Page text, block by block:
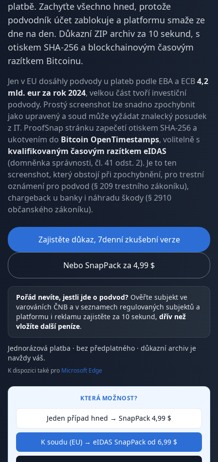
platbě. Zachyťte všechno hned, protože
podvodník účet zablokuje a platformu smaže ze
dne na den. Důkazní ZIP archiv za 10 sekund, s
otiskem SHA-256 a blockchainovým časovým
razítkem Bitcoinu.
Jen v EU dosáhly podvody u plateb podle EBA a ECB4,2
mld. eur za rok 2024, velkou část tvoří investiční
podvody. Prostý screenshot lze snadno zpochybnit
jako upravený a soud může vyžádat znalecký posudek
z IT. ProofSnap stránku zapečetí otiskem SHA-256 a
ukotvením do Bitcoin OpenTimestamps, volitelně s
kvalifikovaným časovým razítkem eIDAS
(domněnka správnosti, čl. 41 odst. 2). Je to ten
screenshot, který obstojí při zpochybnění, pro trestní
oznámení pro podvod (§ 209 trestního zákoníku),
chargeback u banky i náhradu škody (§ 2910
občanského zákoníku).
Zajistěte důkaz, 7denní zkušební verze
Nebo SnapPack za 4,99 $
Pořád nevíte, jestli jde o podvod? Ověřte subjekt ve
varováních ČNB a v seznamech regulovaných subjektů a
platformu i reklamu zajistěte za 10 sekund, dřív než
vložíte další peníze.
Jednorázová platba · bez předplatného · důkazní archiv je
navždy váš.
K dispozici také pro Microsoft Edge
KTERÁ MOŽNOST?
Jeden případ hned → SnapPack 4,99 $
K soudu (EU) → eIDAS SnapPack od 6,99 $